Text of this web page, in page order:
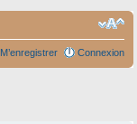
M’enregistrer Connexion